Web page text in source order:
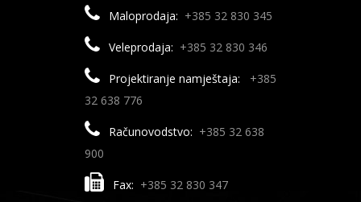
Maloprodaja: +385 32 830 345
Veleprodaja: +385 32 830 346
Projektiranje namještaja:
+385
32 638 776
Računovodstvo: +385 32 638
900
Fax: +385 32 830 347